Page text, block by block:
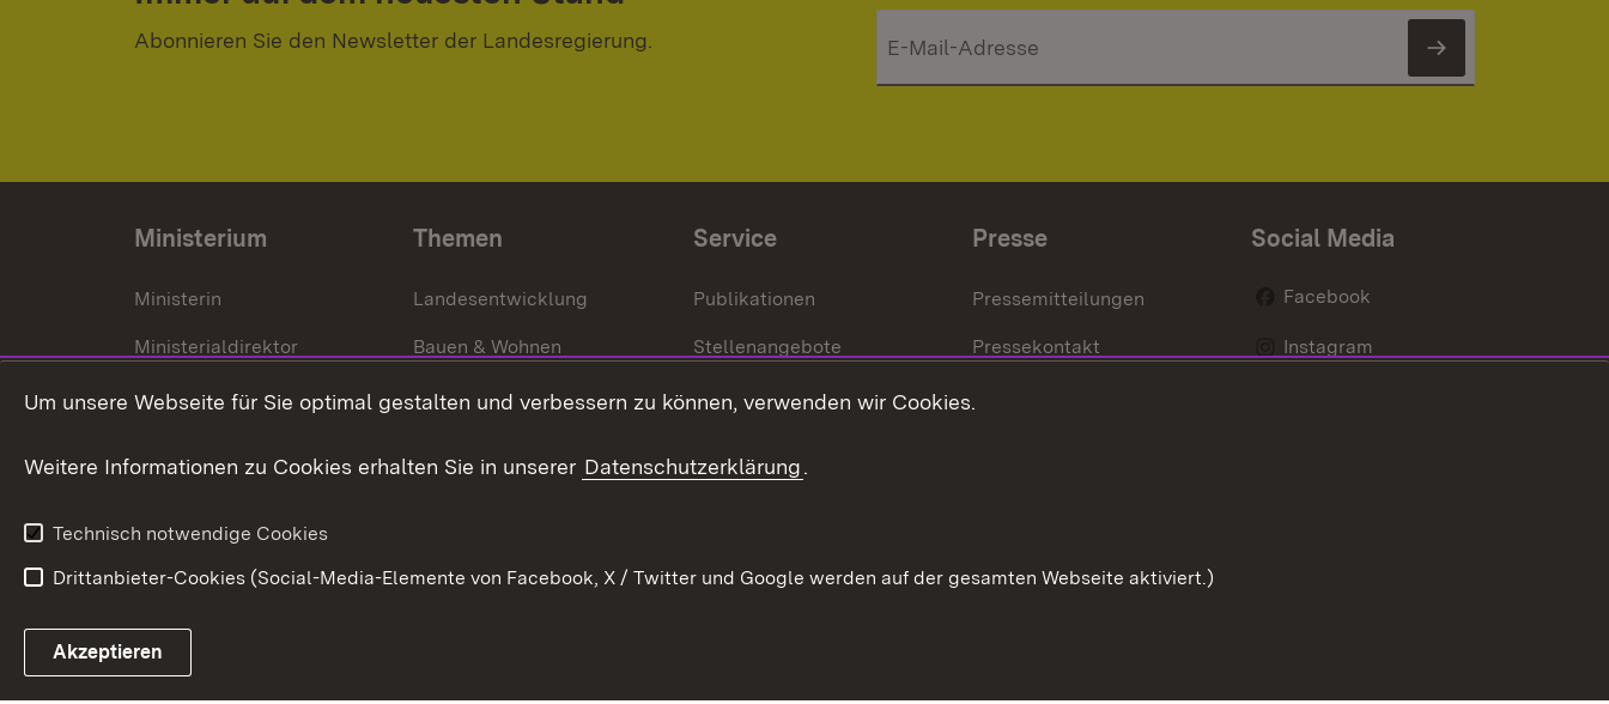
Abonnieren Sie den Newsletter der Landesregierung.
Newsletter
Ministerium
Ministerin
Ministerialdirektor
Organisation und Aufgaben
Themen
Landesentwicklung
Bauen & Wohnen
Städtebau
Service
Publikationen
Stellenangebote
Kontakt
Presse
Pressemitteilungen
Pressekontakt
Social Media
Facebook
Instagram
Link zum Landesportal
Um unsere Webseite für Sie optimal gestalten und verbessern zu können, verwenden wir Cookies.
Weitere Informationen zu Cookies erhalten Sie in unserer Datenschutzerklärung.
Technisch notwendige Cookies
Drittanbieter-Cookies (Social-Media-Elemente von Facebook, X / Twitter und Google werden auf der gesamten Webseite aktiviert.)
Akzeptieren